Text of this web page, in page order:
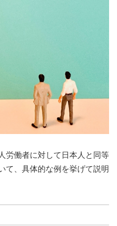
労働者に対して日本人と同等
て、具体的な例を挙げて説明